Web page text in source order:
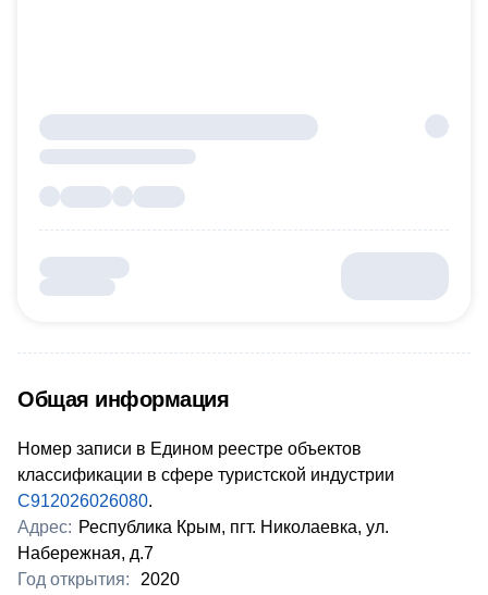
Общая информация
Номер записи в Едином реестре объектов
классификации в сфере туристской индустрии
С912026026080.
Адрес: Республика Крым, пгт. Николаевка, ул.
Набережная, д.7
Год открытия:
2020